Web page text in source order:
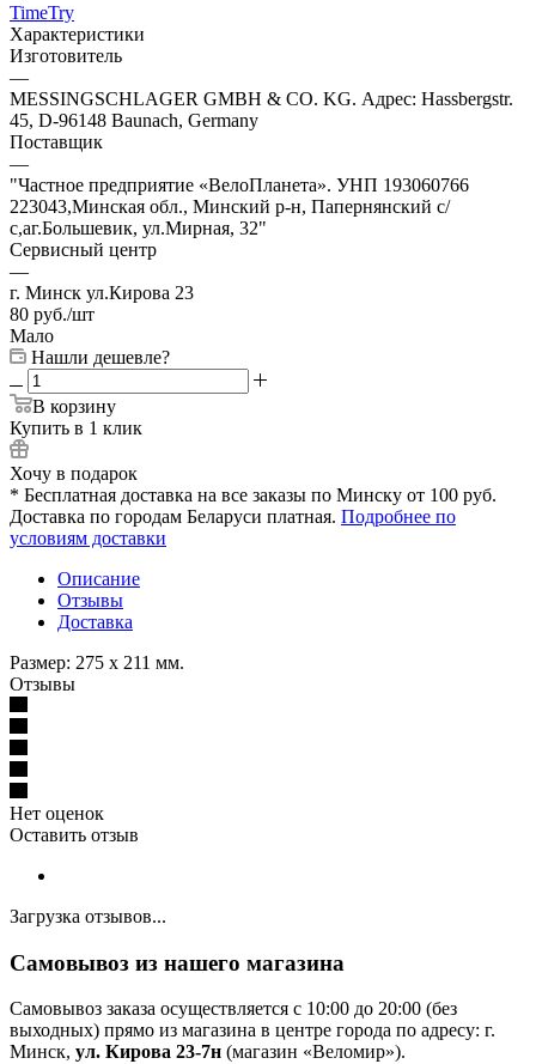
TimeTry
Характеристики
Изготовитель
—
MESSINGSCHLAGER GMBH & CO. KG. Адрес: Hassbergstr.
45, D-96148 Baunach, Germany
Поставщик
—
"Частное предприятие «ВелоПланета». УНП 193060766
223043,Минская обл., Минский р-н, Папернянский с/
с,аг.Большевик, ул.Мирная, 32"
Сервисный центр
—
г. Минск ул.Кирова 23
80 руб./шт
Мало
Нашли дешевле?
В корзину
Купить в 1 клик
Хочу в подарок
* Бесплатная доставка на все заказы по Минску от 100 руб.
Доставка по городам Беларуси платная. Подробнее по
условиям доставки
Описание
Отзывы
Доставка
Размер: 275 x 211 мм.
Отзывы
Нет оценок
Оставить отзыв
Загрузка отзывов...
Самовывоз из нашего магазина
Самовывоз заказа осуществляется с 10:00 до 20:00 (без
выходных) прямо из магазина в центре города по адресу: г.
Минск, ул. Кирова 23-7н (магазин «Веломир»).